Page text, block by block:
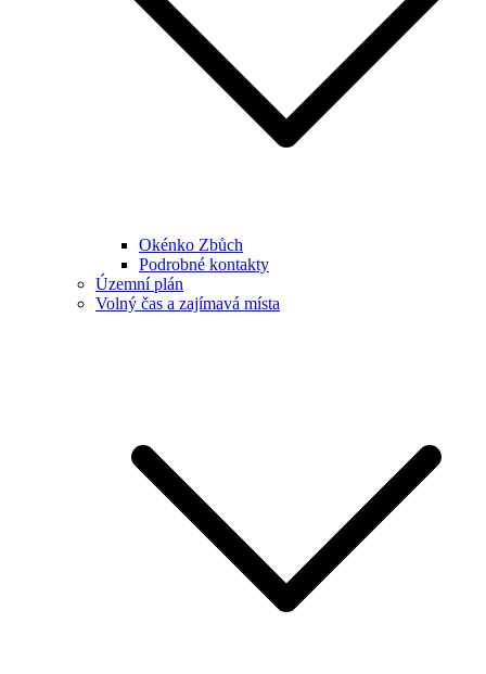
Okénko Zbůch
Podrobné kontakty
Územní plán
Volný čas a zajímavá místa